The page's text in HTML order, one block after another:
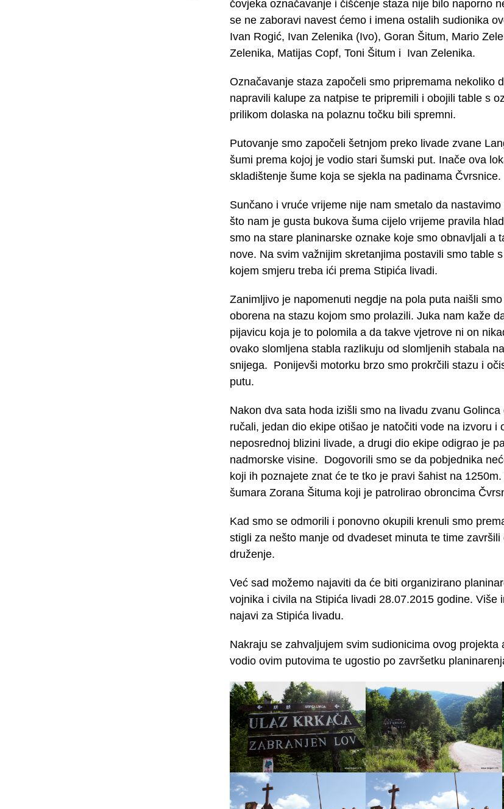
čovjeka označavanje i čišćenje staza nije bilo naporno
se ne zaboravi navest ćemo i imena ostalih sudionika
Ivan Rogić, Ivan Zelenika (Ivo), Goran Šitum, Mario
Zelenika, Matijas Copf, Toni Šitum i Ivan Zelenika.
Označavanje staza započeli smo pripremama nekoliko
napravili kalupe za natpise te pripremili i obojili table s
prilikom dolaska na polaznu točku bili spremni.
Putovanje smo započeli šetnjom preko livade zvane
šumi prema kojoj je vodio stari šumski put. Inače ova
skladištenje šume koja se sjekla na padinama Čvrsnice.
Sunčano i vruće vrijeme nije nam smetalo da
što nam je gusta bukova šuma cijelo vrijeme pravila
smo na stare planinarske oznake koje smo obnavljali a
nove. Na svim važnijim skretanjima postavili smo table
kojem smjeru treba ići prema Stipića livadi.
Zanimljivo je napomenuti negdje na pola puta naišli
oborena na stazu kojom smo prolazili. Juka nam kaže
pijavicu koja je to polomila a da takve vjetrove ni on
ovako slomljena stabla razlikuju od slomljenih stabala
snijega. Ponijevši motorku brzo smo prokrčili stazu i
putu.
Nakon dva sata hoda izišli smo na livadu zvanu
ručali, jedan dio ekipe otišao je natočiti vode na izvoru i
neposrednoj blizini livade, a drugi dio ekipe odigrao je
nadmorske visine. Dogovorili smo se da pobjednika
koji ih poznajete znat će te tko je pravi šahist na
šumara Zorana Šituma koji je patrolirao obroncima
Kad smo se odmorili i ponovno okupili krenuli smo
stigli za nešto manje od dvadeset minuta te time
druženje.
Već sad možemo najaviti da će biti organizirano
vojnika i civila na Stipića livadi 28.07.2015 godine. Više
najavi za Stipića livadu.
Nakraju se zahvaljujem svim sudionicima ovog projekta
vodio ovim putovima te ugostio po završetku